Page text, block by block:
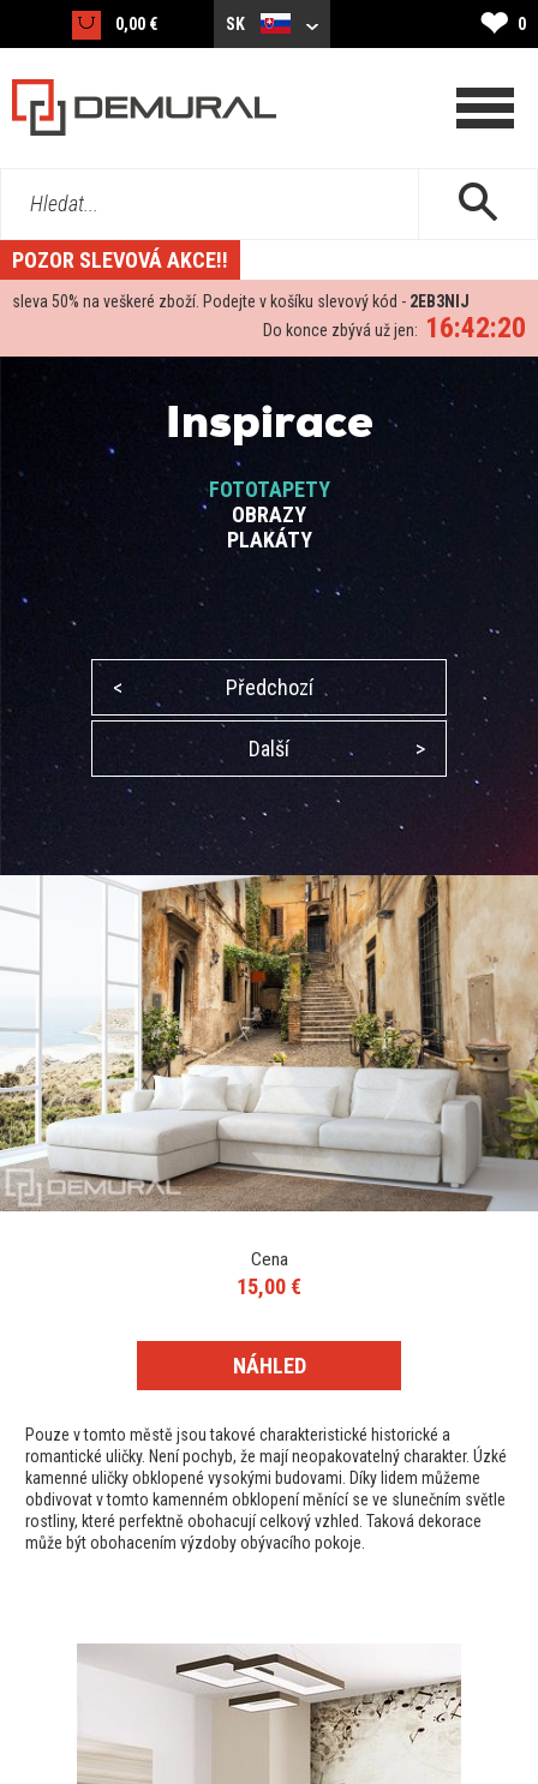
0,00 € SK ❤ 0
Hledat...
POZOR SLEVOVÁ AKCE!!
sleva 50% na veškeré zboží. Podejte v košíku slevový kód - 2EB3NIJ
16:42:19
Do konce zbývá už jen:
Inspirace
FOTOTAPETY
OBRAZY
PLAKÁTY
< Předchozí
Další >
Cena
15,00 €
NÁHLED
Pouze v tomto městě jsou takové charakteristické historické a
romantické uličky. Není pochyb, že mají neopakovatelný charakter. Úzké
kamenné uličky obklopené vysokými budovami. Díky lidem můžeme
obdivovat v tomto kamenném obklopení měnící se ve slunečním světle
rostliny, které perfektně obohacují celkový vzhled. Taková dekorace
může být obohacením výzdoby obývacího pokoje.